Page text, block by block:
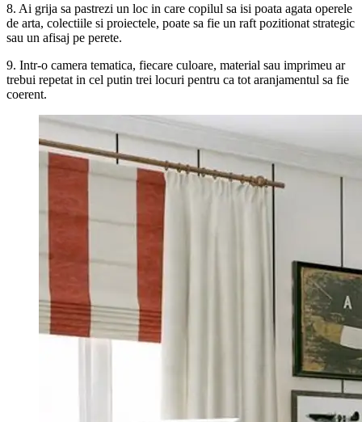
8. Ai grija sa pastrezi un loc in care copilul sa isi poata agata operele
de arta, colectiile si proiectele, poate sa fie un raft pozitionat strategic
sau un afisaj pe perete.
9. Intr-o camera tematica, fiecare culoare, material sau imprimeu ar
trebui repetat in cel putin trei locuri pentru ca tot aranjamentul sa fie
coerent.